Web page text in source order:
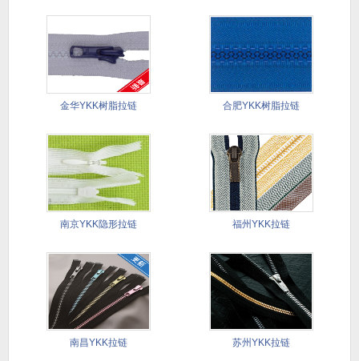
金华YKK树脂拉链 合肥YKK树脂拉链
南京YKK隐形拉链 福州YKK拉链
南昌YKK拉链 苏州YKK拉链